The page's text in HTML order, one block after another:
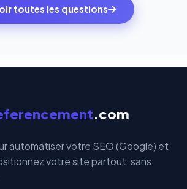
bancaires ne transitent jamais
— elles sont gérées directement et
toutes les questions
.com
automatiser votre SEO (Google) et
votre site partout, sans